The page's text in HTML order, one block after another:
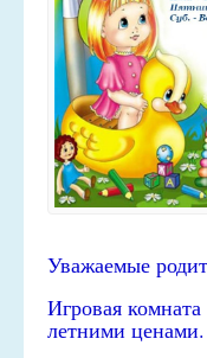
Уважаемые
Игровая
летними ценами.